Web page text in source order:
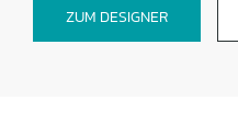
ZUM DESIGNER